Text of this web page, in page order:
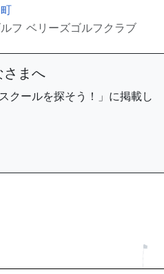
フ ベリーズゴルフクラブ
さまへ
クールを探そう！」に掲載し